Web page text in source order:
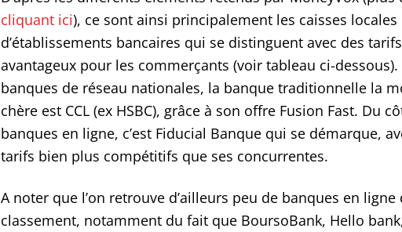
cliquant ici), ce sont ainsi principalement les caisses locales
d’établissements bancaires qui se distinguent avec des
avantageux pour les commerçants (voir tableau ci-dessous).
banques de réseau nationales, la banque traditionnelle la
chère est CCL (ex HSBC), grâce à son offre Fusion Fast. Du
banques en ligne, c’est Fiducial Banque qui se démarque,
tarifs bien plus compétitifs que ses concurrentes.
A noter que l’on retrouve d’ailleurs peu de banques en ligne
classement, notamment du fait que BoursoBank, Hello